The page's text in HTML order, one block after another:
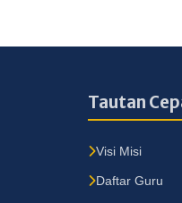
Tautan
Visi Misi
Daftar Guru